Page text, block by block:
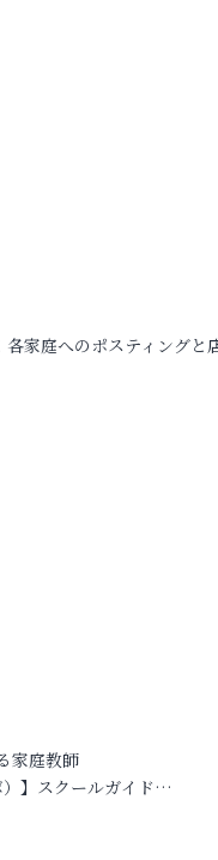
家庭へのポスティングと
家庭教師
】スクールガイド…